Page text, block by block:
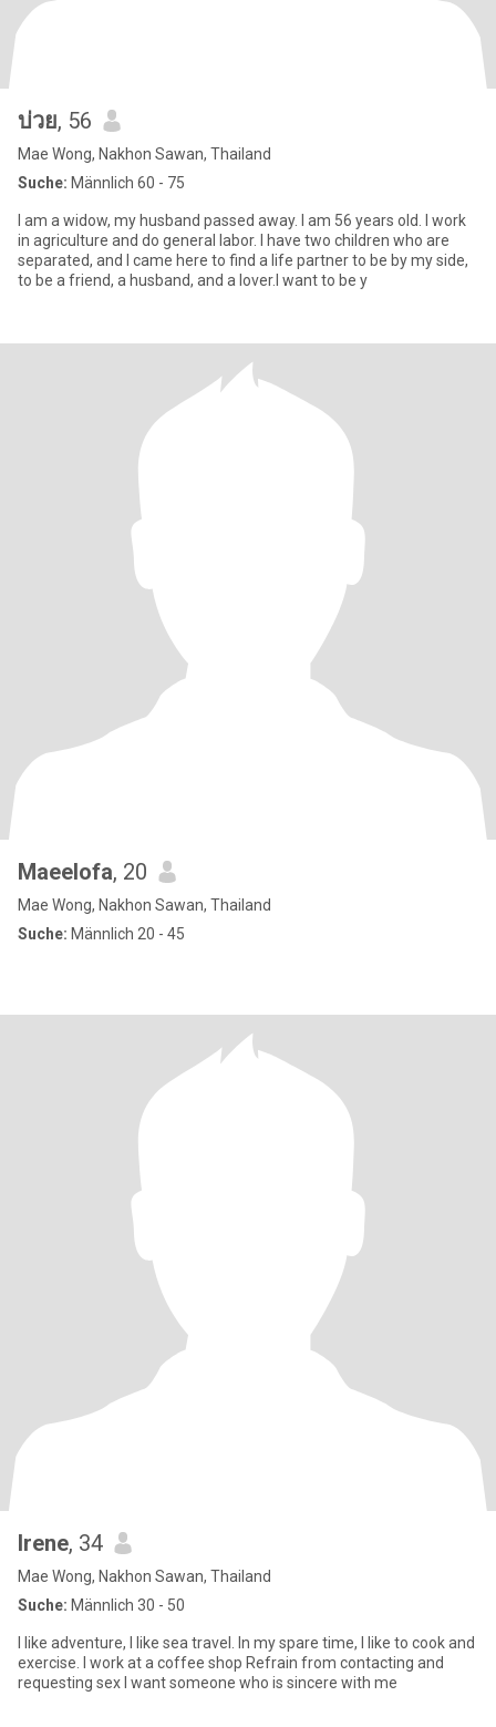
บ่วย, 56
Mae Wong, Nakhon Sawan, Thailand
Suche: Männlich 60 - 75
I am a widow, my husband passed away. I am 56 years old. I work
in agriculture and do general labor. I have two children who are
separated, and I came here to find a life partner to be by my side,
to be a friend, a husband, and a lover.I want to be y
Maeelofa, 20
Mae Wong, Nakhon Sawan, Thailand
Suche: Männlich 20 - 45
Irene, 34
Mae Wong, Nakhon Sawan, Thailand
Suche: Männlich 30 - 50
I like adventure, I like sea travel. In my spare time, I like to cook and
exercise. I work at a coffee shop Refrain from contacting and
requesting sex I want someone who is sincere with me